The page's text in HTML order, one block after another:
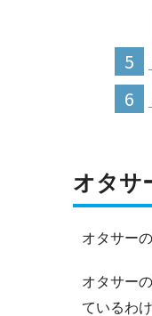
5
6
オタサ
オタサー
オタサー
ているわ